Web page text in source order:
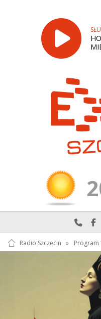
Radio Szczecin » Program